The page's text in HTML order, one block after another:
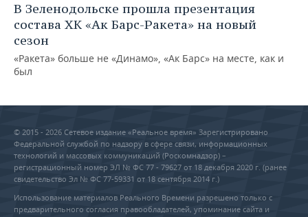
В Зеленодольске прошла презентация
состава ХК «Ак Барс-Ракета» на новый
сезон
«Ракета» больше не «Динамо», «Ак Барс» на месте, как и
был
© 2015 - 2026 Сетевое издание «Реальное время» Зарегистрировано
Федеральной службой по надзору в сфере связи, информационных
технологий и массовых коммуникаций (Роскомнадзор) –
регистрационный номер ЭЛ № ФС 77 - 79627 от 18 декабря 2020 г. (ранее
свидетельство Эл № ФС 77-59331 от 18 сентября 2014 г.)
Использование материалов Реального Времени разрешено только с
предварительного согласия правообладателей, упоминание сайта и